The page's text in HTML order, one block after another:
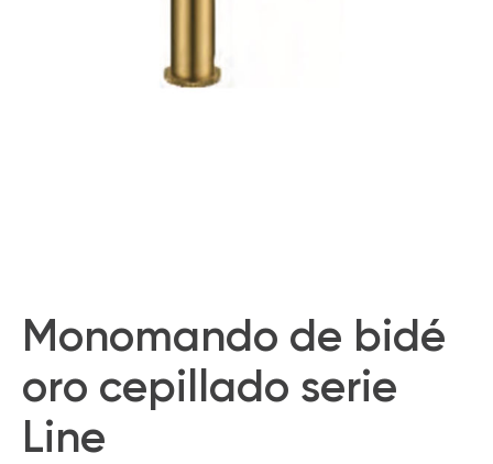
Monomando de bidé
oro cepillado serie
Line